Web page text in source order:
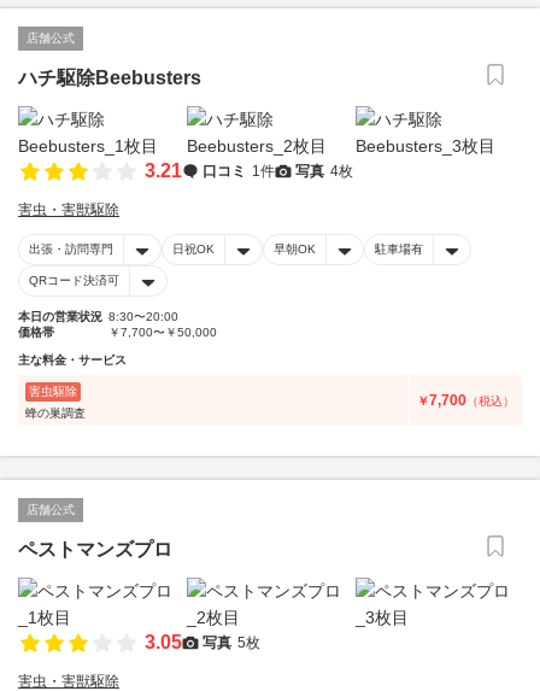
店舗公式
ハチ駆除Beebusters
3.21 口コミ 1件 写真 4枚
害虫・害獣駆除
出張・訪問専門 日祝OK 早朝OK 駐車場有
QRコード決済可
本日の営業状況 8:30〜20:00
価格帯
￥7,700〜￥50,000
主な料金・サービス
害虫駆除
蜂の巣調査
￥7,700 （税込）
店舗公式
ペストマンズプロ
3.05 写真 5枚
害虫・害獣駆除